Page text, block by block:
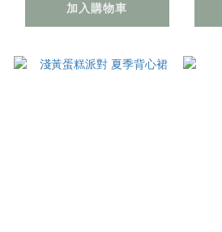
加入購物車